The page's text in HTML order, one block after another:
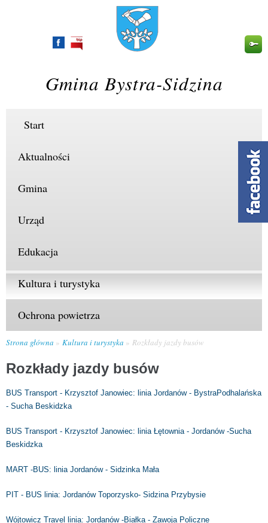
Przejdź
Gmina Bystra-Sidzina
Start
Aktualności
Gmina
Urząd
Edukacja
Kultura i turystyka
Ochrona powietrza
Strona główna Kultura i turystyka Rozkłady jazdy busów
Rozkłady jazdy busów
BUS Transport - Krzysztof Janowiec: linia Jordanów - BystraPodhalańska
- Sucha Beskidzka
BUS Transport - Krzysztof Janowiec: linia Łętownia - Jordanów -Sucha
Beskidzka
MART -BUS: linia Jordanów - Sidzinka Mała
PIT - BUS linia: Jordanów Toporzysko- Sidzina Przybysie
Wójtowicz Travel linia: Jordanów -Białka - Zawoja Policzne